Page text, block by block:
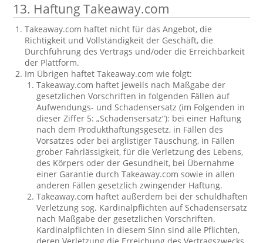
13. Haftung Takeaway.com
Takeaway.com haftet nicht für das Angebot, die
Richtigkeit und Vollständigkeit der Geschäft, die
Durchführung des Vertrags und/oder die Erreichbarkeit
der Plattform.
Im Übrigen haftet Takeaway.com wie folgt:
Takeaway.com haftet jeweils nach Maßgabe der
gesetzlichen Vorschriften in folgenden Fällen auf
Aufwendungs- und Schadensersatz (im Folgenden in
dieser Ziffer 5: „Schadensersatz“): bei einer Haftung
nach dem Produkthaftungsgesetz, in Fällen des
Vorsatzes oder bei arglistiger Täuschung, in Fällen
grober Fahrlässigkeit, für die Verletzung des Lebens,
des Körpers oder der Gesundheit, bei Übernahme
einer Garantie durch Takeaway.com sowie in allen
anderen Fällen gesetzlich zwingender Haftung.
Takeaway.com haftet außerdem bei der schuldhaften
Verletzung sog. Kardinalpflichten auf Schadensersatz
nach Maßgabe der gesetzlichen Vorschriften.
Kardinalpflichten in diesem Sinn sind alle Pflichten,